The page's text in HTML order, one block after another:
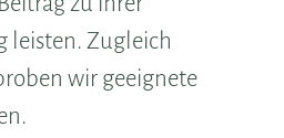
leisten. Zugleich
wir geeignete